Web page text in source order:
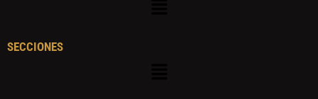
SECCIONES